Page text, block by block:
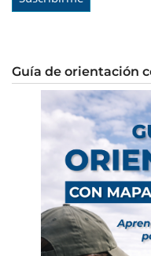
Guía de orientación